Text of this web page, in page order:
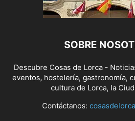
SOBRE
Descubre Cosas de Lorca -
eventos, hostelería, gastronomía,
cultura de Lorca, la
Contáctanos: